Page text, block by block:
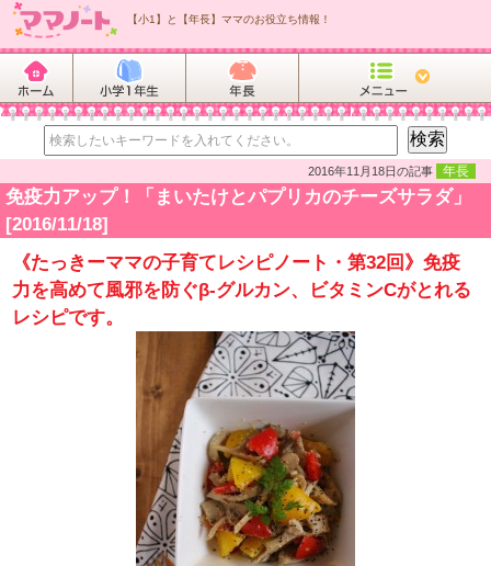
【小1】と【年長】ママのお役立ち情報！
2016年11月18日の記事 年長
免疫力アップ！「まいたけとパプリカのチーズサラダ」
[2016/11/18]
《たっきーママの子育てレシピノート・第32回》免疫
力を高めて風邪を防ぐβ-グルカン、ビタミンCがとれる
レシピです。